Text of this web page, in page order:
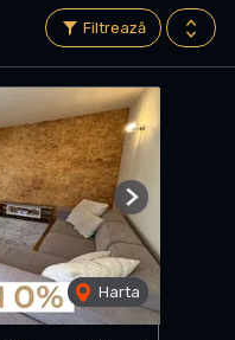
Filtrează
Harta
Next